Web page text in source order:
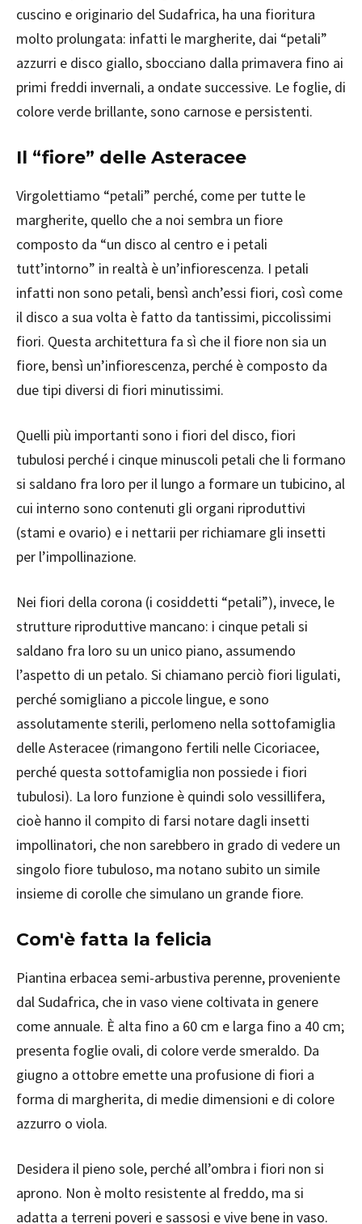
cuscino e originario del Sudafrica, ha una fioritura
molto prolungata: infatti le margherite, dai “petali”
azzurri e disco giallo, sbocciano dalla primavera fino ai
primi freddi invernali, a ondate successive. Le foglie, di
colore verde brillante, sono carnose e persistenti.
Il “fiore” delle Asteracee
Virgolettiamo “petali” perché, come per tutte le
margherite, quello che a noi sembra un fiore
composto da “un disco al centro e i petali
tutt’intorno” in realtà è un’infiorescenza. I petali
infatti non sono petali, bensì anch’essi fiori, così come
il disco a sua volta è fatto da tantissimi, piccolissimi
fiori. Questa architettura fa sì che il fiore non sia un
fiore, bensì un’infiorescenza, perché è composto da
due tipi diversi di fiori minutissimi.
Quelli più importanti sono i fiori del disco, fiori
tubulosi perché i cinque minuscoli petali che li formano
si saldano fra loro per il lungo a formare un tubicino, al
cui interno sono contenuti gli organi riproduttivi
(stami e ovario) e i nettarii per richiamare gli insetti
per l’impollinazione.
Nei fiori della corona (i cosiddetti “petali”), invece, le
strutture riproduttive mancano: i cinque petali si
saldano fra loro su un unico piano, assumendo
l’aspetto di un petalo. Si chiamano perciò fiori ligulati,
perché somigliano a piccole lingue, e sono
assolutamente sterili, perlomeno nella sottofamiglia
delle Asteracee (rimangono fertili nelle Cicoriacee,
perché questa sottofamiglia non possiede i fiori
tubulosi). La loro funzione è quindi solo vessillifera,
cioè hanno il compito di farsi notare dagli insetti
impollinatori, che non sarebbero in grado di vedere un
singolo fiore tubuloso, ma notano subito un simile
insieme di corolle che simulano un grande fiore.
Com'è fatta la felicia
Piantina erbacea semi-arbustiva perenne, proveniente
dal Sudafrica, che in vaso viene coltivata in genere
come annuale. È alta fino a 60 cm e larga fino a 40 cm;
presenta foglie ovali, di colore verde smeraldo. Da
giugno a ottobre emette una profusione di fiori a
forma di margherita, di medie dimensioni e di colore
azzurro o viola.
Desidera il pieno sole, perché all’ombra i fiori non si
aprono. Non è molto resistente al freddo, ma si
adatta a terreni poveri e sassosi e vive bene in vaso.